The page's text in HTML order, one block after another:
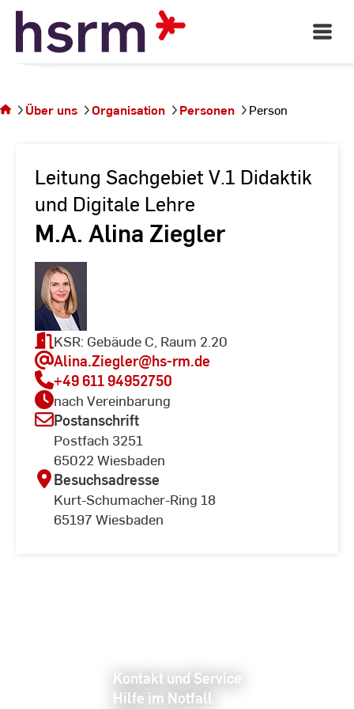
Skip
Content
Open
Main
sich auf
der
Über uns Organisation Personen Person
Leitung Sachgebiet V.1 Didaktik
und Digitale Lehre
M.A. Alina Ziegler
KSR: Gebäude C, Raum 2.20
Alina.Ziegler@hs-rm.de
+49 611 94952750
nach Vereinbarung
Postanschrift
Postfach 3251
65022 Wiesbaden
Besuchsadresse
Kurt-Schumacher-Ring 18
65197 Wiesbaden
Kontakt und Service
Hilfe im Notfall